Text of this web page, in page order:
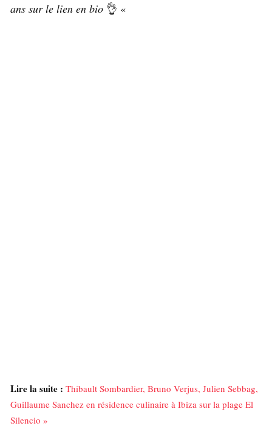
ans sur le lien en bio 👌 «
Lire la suite : Thibault Sombardier, Bruno Verjus, Julien Sebbag,
Guillaume Sanchez en résidence culinaire à Ibiza sur la plage El
Silencio »